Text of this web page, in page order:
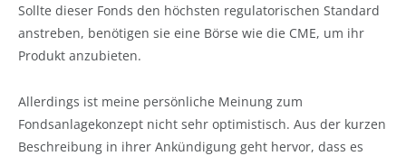
Sollte dieser Fonds den höchsten regulatorischen Standard
anstreben, benötigen sie eine Börse wie die CME, um ihr
Produkt anzubieten.
Allerdings ist meine persönliche Meinung zum
Fondsanlagekonzept nicht sehr optimistisch. Aus der kurzen
Beschreibung in ihrer Ankündigung geht hervor, dass es